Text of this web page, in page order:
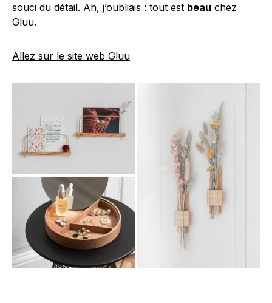
souci du détail. Ah, j’oubliais : tout est beau chez
Gluu.
Allez sur le site web Gluu